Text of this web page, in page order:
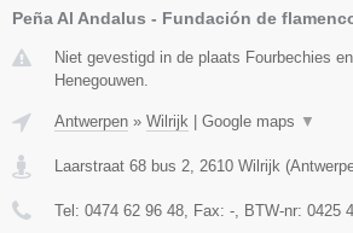
Peña Al Andalus - Fundación de
Niet gevestigd in de plaats Fourbechies
Henegouwen.
Antwerpen » Wilrijk | Google maps ▼
Laarstraat 68 bus 2 2610 Wilrijk (
Tel: 0474 62 96 48 , Fax: - , BTW-nr: 0425